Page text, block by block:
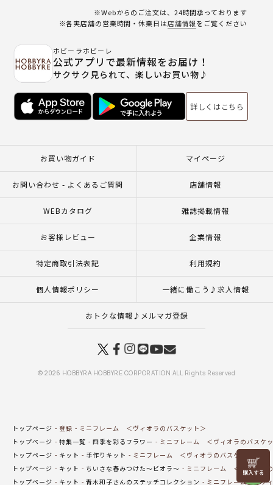
リリヤン
フェア
※Webからのご注文は、24時間承っております
※各実店舗の営業時間・休業日は店舗情報をご覧ください
ホビーラホビーレ
公式アプリで最新情報をお届け！
サクサク見られて、楽しいお買い物♪
詳しくはこちら
お買い物ガイド マイページ
お問い合わせ - よくあるご質問 店舗情報
WEBカタログ 雑誌掲載情報
お客様レビュー 企業情報
特定商取引法表記 利用規約
個人情報ポリシー 一緒に働こう♪求人情報
おトクな情報♪メルマガ登録
© 2026 HOBBYRA HOBBYRE CORPORATION ALL Rights Reserved
トップページ 登録
ミニフレーム ＜ヴィオラのバスケット＞
トップページ
特集一覧 四季を彩るフラワー
ミニフレーム ＜ヴィオラのバスケ
トップページ
キット 手作りキット
ミニフレーム ＜ヴィオラのバスケット＞
トップページ
キット ちいさな春みつけた～ビオラ～
ミニフレーム ＜ヴィオラ
トップページ
キット 青木和子さんのステッチコレクション ミニフレーム ＜ヴ